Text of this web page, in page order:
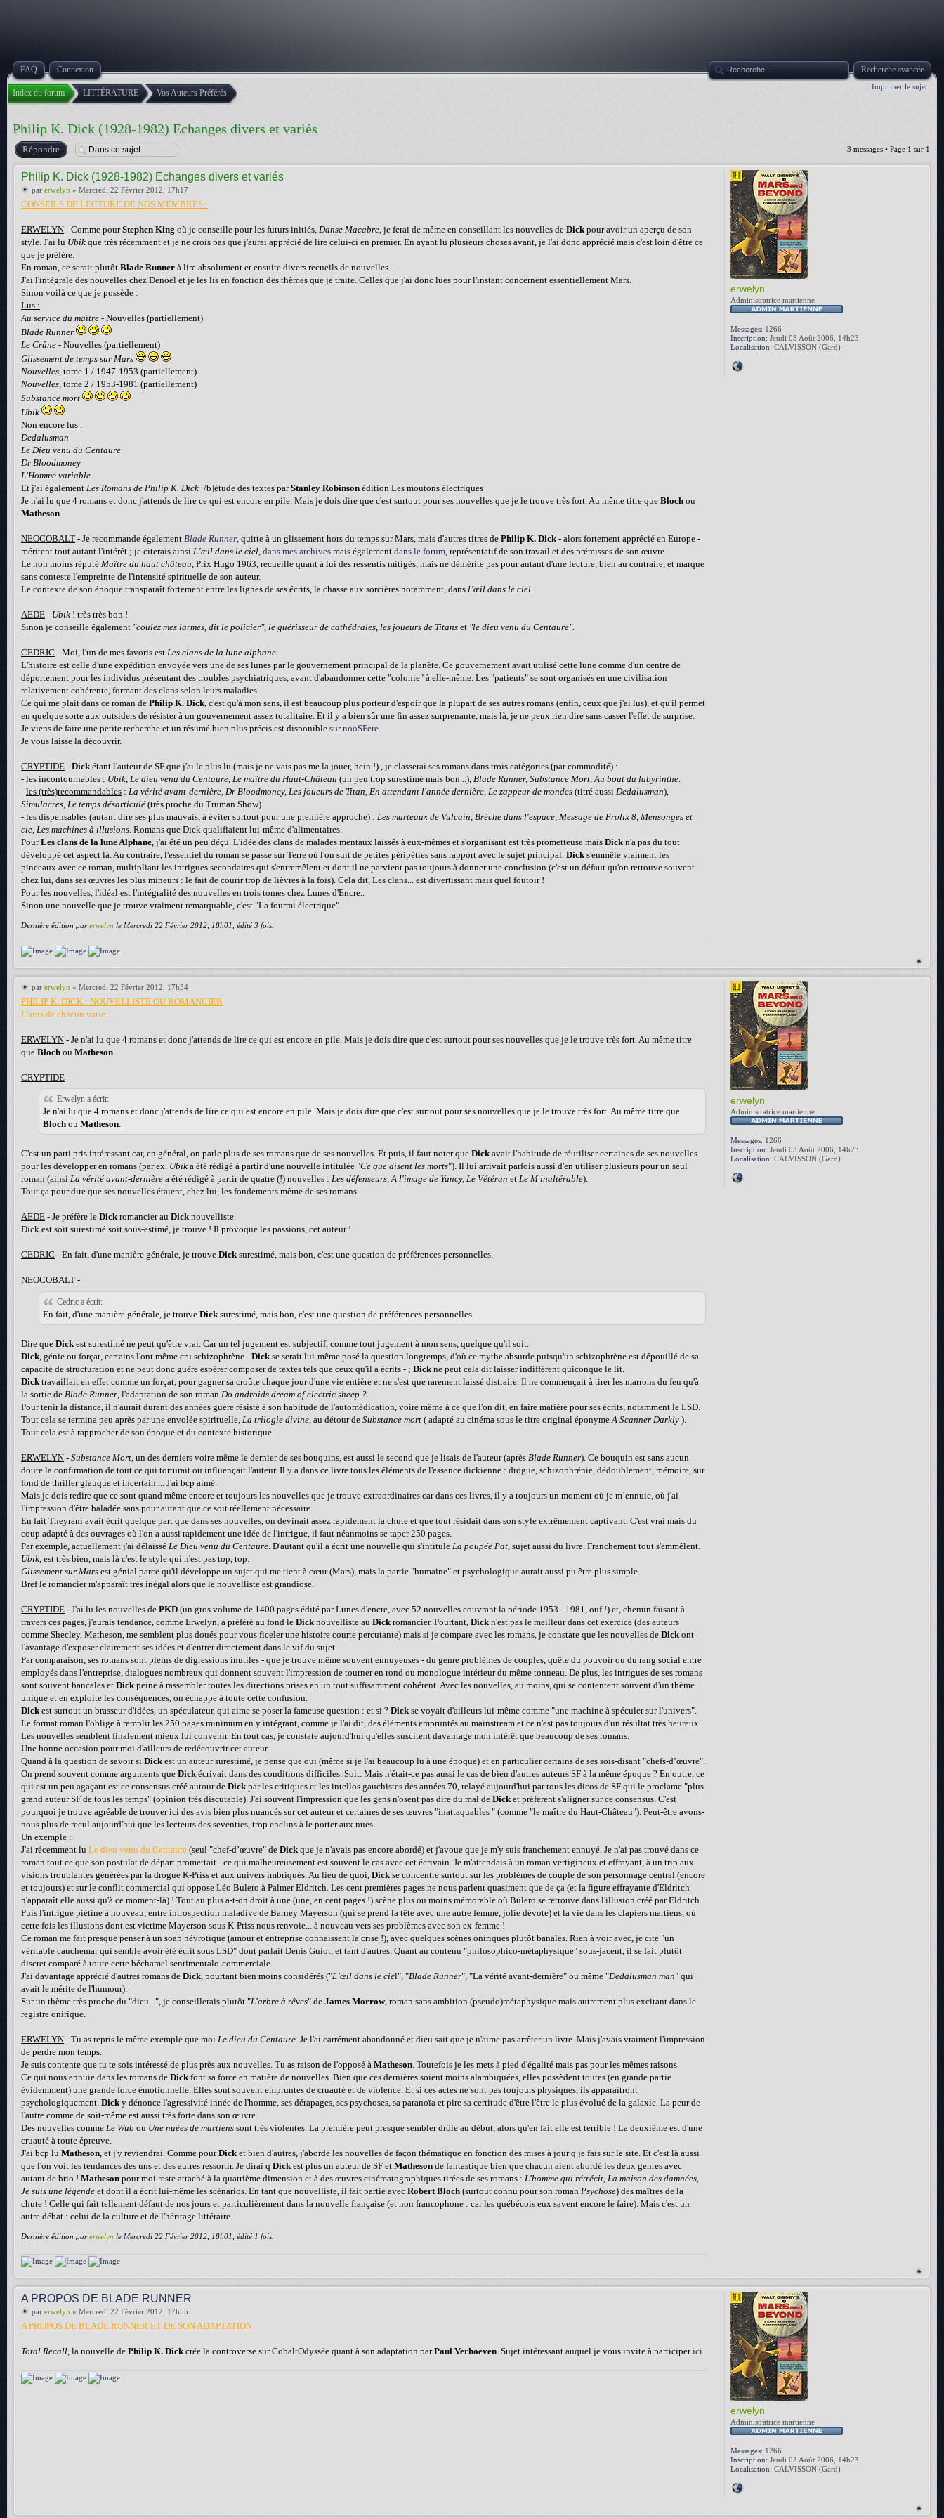
FAQ Connexion Recherche avancée
Imprimer le sujet
Index du forum LITTÉRATURE Vos Auteurs Préférés
Philip K. Dick (1928-1982) Echanges divers et variés
Répondre 3 messages • Page 1 sur 1
Philip K. Dick (1928-1982) Echanges divers et variés
par erwelyn » Mercredi 22 Février 2012, 17h17
CONSEILS DE LECTURE DE NOS MEMBRES :
ERWELYN - Comme pourStephen King où je conseille pour les futurs initiés, Danse Macabre, je ferai de même en conseillant les nouvelles de Dick pour avoir un aperçu de son
style. J'ai lu Ubik que très récemment et je ne crois pas que j'aurai apprécié de lire celui-ci en premier. En ayant lu plusieurs choses avant, je l'ai donc apprécié mais c'est loin d'être ce
que je préfère.
En roman, ce serait plutôt Blade Runner à lire absolument et ensuite divers recueils de nouvelles.
J'ai l'intégrale des nouvelles chez Denoël et je les lis en fonction des thèmes que je traite. Celles que j'ai donc lues pour l'instant concernent essentiellement Mars.
Sinon voilà ce que je possède :
Lus :
Au service du maître - Nouvelles (partiellement)
Blade Runner
Le Crâne - Nouvelles (partiellement)
Glissement de temps sur Mars
Nouvelles, tome 1 / 1947-1953 (partiellement)
Nouvelles, tome 2 / 1953-1981 (partiellement)
Substance mort
Ubik
Non encore lus :
Dedalusman
Le Dieu venu du Centaure
Dr Bloodmoney
L'Homme variable
Et j'ai également Les Romans de Philip K. Dick [/b]étude des textes parStanley Robinson édition Les moutons électriques
Je n'ai lu que 4 romans et donc j'attends de lire ce qui est encore en pile. Mais je dois dire que c'est surtout pour ses nouvelles que je le trouve très fort. Au même titre que Bloch ou
Matheson.
NEOCOBALT - Je recommande également Blade Runner, quitte à un glissement hors du temps sur Mars, mais d'autres titres de Philip K. Dick - alors fortement apprécié en Europe -
méritent tout autant l'intérêt ; je citerais ainsi L’œil dans le ciel, dans mes archives mais également dans le forum, représentatif de son travail et des prémisses de son œuvre.
Le non moins réputé Maître du haut château, Prix Hugo 1963, recueille quant à lui des ressentis mitigés, mais ne démérite pas pour autant d'une lecture, bien au contraire, et marque
sans conteste l'empreinte de l'intensité spirituelle de son auteur.
Le contexte de son époque transparaît fortement entre les lignes de ses écrits, la chasse aux sorcières notamment, dans l’œil dans le ciel.
AEDE - Ubik ! très très bon !
Sinon je conseille également "coulez mes larmes, dit le policier", le guérisseur de cathédrales, les joueurs de Titans et "le dieu venu du Centaure".
CEDRIC - Moi, l'un de mes favoris est Les clans de la lune alphane.
L'histoire est celle d'une expédition envoyée vers une de ses lunes par le gouvernement principal de la planète. Ce gouvernement avait utilisé cette lune comme d'un centre de
déportement pour les individus présentant des troubles psychiatriques, avant d'abandonner cette "colonie" à elle-même. Les "patients" se sont organisés en une civilisation
relativement cohérente, formant des clans selon leurs maladies.
Ce qui me plait dans ce roman de Philip K. Dick, c'est qu'à mon sens, il est beaucoup plus porteur d'espoir que la plupart de ses autres romans (enfin, ceux que j'ai lus), et qu'il permet
en quelque sorte aux outsiders de résister à un gouvernement assez totalitaire. Et il y a bien sûr une fin assez surprenante, mais là, je ne peux rien dire sans casser l'effet de surprise.
Je viens de faire une petite recherche et un résumé bien plus précis est disponible surnooSFere.
Je vous laisse la découvrir.
CRYPTIDE - Dick étant l'auteur de SF que j'ai le plus lu (mais je ne vais pas me la jouer, hein !) , je classerai ses romans dans trois catégories (par commodité) :
- les incontournables : Ubik, Le dieu venu du Centaure, Le maître du Haut-Château (un peu trop surestimé mais bon...), Blade Runner, Substance Mort, Au bout du labyrinthe.
- les (très)recommandables : La vérité avant-dernière, Dr Bloodmoney, Les joueurs de Titan, En attendant l'année dernière, Le zappeur de mondes (titré aussi Dedalusman),
Simulacres, Le temps désarticulé (très proche du Truman Show)
- les dispensables (autant dire ses plus mauvais, à éviter surtout pour une première approche) : Les marteaux de Vulcain, Brèche dans l'espace, Message de Frolix 8, Mensonges et
cie, Les machines à illusions. Romans que Dick qualifiaient lui-même d'alimentaires.
PourLes clans de la lune Alphane, j'ai été un peu déçu. L'idée des clans de malades mentaux laissés à eux-mêmes et s'organisant est très prometteuse mais Dick n'a pas du tout
développé cet aspect là. Au contraire, l'essentiel du roman se passe sur Terre où l'on suit de petites péripéties sans rapport avec le sujet principal. Dick s'emmêle vraiment les
pinceaux avec ce roman, multipliant les intrigues secondaires qui s'entremêlent et dont il ne parvient pas toujours à donner une conclusion (c'est un défaut qu'on retrouve souvent
chez lui, dans ses œuvres les plus mineurs : le fait de courir trop de lièvres à la fois). Cela dit, Les clans... est divertissant mais quel foutoir !
Pour les nouvelles, l'idéal est l'intégralité des nouvelles en trois tomes chez Lunes d'Encre..
Sinon une nouvelle que je trouve vraiment remarquable, c'est "La fourmi électrique".
Dernière édition parerwelyn le Mercredi 22 Février 2012, 18h01, édité 3 fois.
erwelyn
Administratrice martienne
Messages: 1266
Inscription: Jeudi 03 Août 2006, 14h23
Localisation: CALVISSON (Gard)
par erwelyn » Mercredi 22 Février 2012, 17h34
PHILIP K. DICK : NOUVELLISTE OU ROMANCIER
L'avis de chacun varie....
ERWELYN - Je n'ai lu que 4 romans et donc j'attends de lire ce qui est encore en pile. Mais je dois dire que c'est surtout pour ses nouvelles que je le trouve très fort. Au même titre
que Bloch ou Matheson
CRYPTIDE -
Erwelyn a écrit:
Je n'ai lu que 4 romans et donc j'attends de lire ce qui est encore en pile. Mais je dois dire que c'est surtout pour ses nouvelles que je le trouve très fort. Au même titre que
Bloch ou Matheson.
C'est un parti pris intéressant car, en général, on parle plus de ses romans que de ses nouvelles. Et puis, il faut noter que Dick avait l'habitude de réutiliser certaines de ses nouvelles
pour les développer en romans (par ex. Ubik a été rédigé à partir d'une nouvelle intitulée "Ce que disent les morts"). Il lui arrivait parfois aussi d'en utiliser plusieurs pour un seul
roman (ainsi La vérité avant-dernière a été rédigé à partir de quatre (!) nouvelles : Les défenseurs, A l'image de Yancy, Le Vétéran et Le M inaltérable).
Tout ça pour dire que ses nouvelles étaient, chez lui, les fondements même de ses romans.
AEDE - Je préfère le Dick romancier au Dick nouvelliste.
Dick est soit surestimé soit sous-estimé, je trouve ! Il provoque les passions, cet auteur !
CEDRIC - En fait, d'une manière générale, je trouve Dick surestimé, mais bon, c'est une question de préférences personnelles.
NEOCOBALT -
Cedric a écrit:
En fait, d'une manière générale, je trouve Dick surestimé, mais bon, c'est une question de préférences personnelles.
Dire que Dick est surestimé ne peut qu'être vrai. Car un tel jugement est subjectif, comme tout jugement à mon sens, quelque qu'il soit.
Dick , génie ou forçat, certains l'ont même cru schizophrène - Dick se serait lui-même posé la question longtemps, d'où ce mythe absurde puisqu'un schizophrène est dépouillé de sa
capacité de structuration et ne peut donc guère espérer composer de textes tels que ceux qu'il a écrits - ; Dick ne peut cela dit laisser indifférent quiconque le lit.
Dick travaillait en effet comme un forçat, pour gagner sa croûte chaque jour d'une vie entière et ne s'est que rarement laissé distraire. Il ne commençait à tirer les marrons du feu qu'à
la sortie de Blade Runner , l'adaptation de son roman Do androids dream of electric sheep ?
Pour tenir la distance, il n'aurait durant des années guère résisté à son habitude de l'automédication, voire même à ce que l'on dit, en faire matière pour ses écrits, notamment le LSD.
Tout cela se termina peu après par une envolée spirituelle, La trilogie divine , au détour de Substance mort ( adapté au cinéma sous le titre original éponyme A Scanner Darkly ).
Tout cela est à rapprocher de son époque et du contexte historique.
ERWELYN - Substance Mort , un des derniers voire même le dernier de ses bouquins, est aussi le second que je lisais de l'auteur (après Blade Runner). Ce bouquin est sans aucun
doute la confirmation de tout ce qui torturait ou influençait l'auteur. Il y a dans ce livre tous les éléments de l'essence dickienne : drogue, schizophrénie, dédoublement, mémoire, sur
fond de thriller glauque et incertain.... J'ai bcp aimé.
Mais je dois redire que ce sont quand même encore et toujours les nouvelles que je trouve extraordinaires car dans ces livres, il y a toujours un moment où je m’ennuie, où j'ai
l'impression d'être baladée sans pour autant que ce soit réellement nécessaire.
En fait Theyrani avait écrit quelque part que dans ses nouvelles, on devinait assez rapidement la chute et que tout résidait dans son style extrêmement captivant. C'est vrai mais du
coup adapté à des ouvrages où l'on a aussi rapidement une idée de l'intrigue, il faut néanmoins se taper 250 pages.
Par exemple, actuellement j'ai délaissé Le Dieu venu du Centaure . D'autant qu'il a écrit une nouvelle qui s'intitule La poupée Pat , sujet aussi du livre. Franchement tout s'emmêlent.
Ubik , est très bien, mais là c'est le style qui n'est pas top, top.
Glissement sur Mars est génial parce qu'il développe un sujet qui me tient à cœur (Mars), mais la partie "humaine" et psychologique aurait aussi pu être plus simple.
Bref le romancier m'apparaît très inégal alors que le nouvelliste est grandiose.
CRYPTIDE - J'ai lu les nouvelles de PKD (un gros volume de 1400 pages édité par Lunes d'encre, avec 52 nouvelles couvrant la période 1953 - 1981, ouf !) et, chemin faisant à
travers ces pages, j'aurais tendance, comme Erwelyn, a préféré au fond le Dick nouvelliste au Dick romancier. Pourtant, Dick n'est pas le meilleur dans cet exercice (des auteurs
comme Shecley, Matheson, me semblent plus doués pour vous ficeler une histoire courte percutante) mais si je compare avec les romans, je constate que les nouvelles de Dick ont
l'avantage d'exposer clairement ses idées et d'entrer directement dans le vif du sujet.
Par comparaison, ses romans sont pleins de digressions inutiles - que je trouve même souvent ennuyeuses - du genre problèmes de couples, quête du pouvoir ou du rang social entre
employés dans l'entreprise, dialogues nombreux qui donnent souvent l'impression de tourner en rond ou monologue intérieur du même tonneau. De plus, les intrigues de ses romans
sont souvent bancales et Dick peine à rassembler toutes les directions prises en un tout suffisamment cohérent. Avec les nouvelles, au moins, qui se contentent souvent d'un thème
unique et en exploite les conséquences, on échappe à toute cette confusion.
Dick est surtout un brasseur d'idées, un spéculateur, qui aime se poser la fameuse question : et si ? Dick se voyait d'ailleurs lui-même comme "une machine à spéculer sur l'univers".
Le format roman l'oblige à remplir les 250 pages minimum en y intégrant, comme je l'ai dit, des éléments empruntés au mainstream et ce n'est pas toujours d'un résultat très heureux.
Les nouvelles semblent finalement mieux lui convenir. En tout cas, je constate aujourd'hui qu'elles suscitent davantage mon intérêt que beaucoup de ses romans.
Une bonne occasion pour moi d'ailleurs de redécouvrir cet auteur.
Quand à la question de savoir si Dick est un auteur surestimé, je pense que oui (même si je l'ai beaucoup lu à une époque) et en particulier certains de ses sois-disant "chefs-d’œuvre".
On prend souvent comme arguments que Dick écrivait dans des conditions difficiles. Soit. Mais n'était-ce pas aussi le cas de bien d'autres auteurs SF à la même époque ? En outre, ce
qui est un peu agaçant est ce consensus créé autour de Dick par les critiques et les intellos gauchistes des années 70, relayé aujourd'hui par tous les dicos de SF qui le proclame "plus
grand auteur SF de tous les temps" (opinion très discutable). J'ai souvent l'impression que les gens n'osent pas dire du mal de Dick et préfèrent s'aligner sur ce consensus. C'est
pourquoi je trouve agréable de trouver ici des avis bien plus nuancés sur cet auteur et certaines de ses œuvres "inattaquables " (comme "le maître du Haut-Château"). Peut-être avons-
nous plus de recul aujourd'hui que les lecteurs des seventies, trop enclins à le porter aux nues.
Un exemple :
J'ai récemment lu Le dieu venu du Centaure (seul "chef-d’œuvre" de Dick que je n'avais pas encore abordé) et j'avoue que je m'y suis franchement ennuyé. Je n'ai pas trouvé dans ce
roman tout ce que son postulat de départ promettait - ce qui malheureusement est souvent le cas avec cet écrivain. Je m'attendais à un roman vertigineux et effrayant, à un trip aux
visions troublantes générées par la drogue K-Priss et aux univers imbriqués. Au lieu de quoi, Dick se concentre surtout sur les problèmes de couple de son personnage central (encore
et toujours) et sur le conflit commercial qui oppose Léo Bulero à Palmer Eldritch. Les cent premières pages ne nous parlent quasiment que de ça (et la figure effrayante d'Eldritch
n'apparaît elle aussi qu'à ce moment-là) ! Tout au plus a-t-on droit à une (une, en cent pages !) scène plus ou moins mémorable où Bulero se retrouve dans l'illusion créé par Eldritch.
Puis l'intrigue piétine à nouveau, entre introspection maladive de Barney Mayerson (qui se prend la tête avec une autre femme, jolie dévote) et la vie dans les clapiers martiens, où
cette fois les illusions dont est victime Mayerson sous K-Priss nous renvoie... à nouveau vers ses problèmes avec son ex-femme !
Ce roman me fait presque penser à un soap névrotique (amour et entreprise connaissent la crise !), avec quelques scènes oniriques plutôt banales. Rien à voir avec, je cite "un
véritable cauchemar qui semble avoir été écrit sous LSD" dont parlait Denis Guiot, et tant d'autres. Quant au contenu "philosophico-métaphysique" sous-jacent, il se fait plutôt
discret comparé à toute cette béchamel sentimentalo-commerciale.
J'ai davantage apprécié d'autres romans de Dick , pourtant bien moins considérés ("L’œil dans le ciel", "Blade Runner", "La vérité avant-dernière" ou même "Dedalusman man" qui
avait le mérite de l'humour).
Sur un thème très proche du "dieu...", je conseillerais plutôt "L'arbre à rêves" de James Morrow, roman sans ambition (pseudo)métaphysique mais autrement plus excitant dans le
registre onirique.
ERWELYN - Tu as repris le même exemple que moi Le dieu du Centaure . Je l'ai carrément abandonné et dieu sait que je n'aime pas arrêter un livre. Mais j'avais vraiment l'impression
de perdre mon temps.
Je suis contente que tu te sois intéressé de plus près aux nouvelles. Tu as raison de l'opposé à Matheson . Toutefois je les mets à pied d'égalité mais pas pour les mêmes raisons.
Ce qui nous ennuie dans les romans de Dick font sa force en matière de nouvelles. Bien que ces dernières soient moins alambiquées, elles possèdent toutes (en grande partie
évidemment) une grande force émotionnelle. Elles sont souvent empruntes de cruauté et de violence. Et si ces actes ne sont pas toujours physiques, ils apparaîtront
psychologiquement. Dick y dénonce l'agressivité innée de l'homme, ses dérapages, ses psychoses, sa paranoïa et pire sa certitude d'être l'être le plus évolué de la galaxie. La peur de
l'autre comme de soit-même est aussi très forte dans son œuvre.
Des nouvelles comme Le Wub ou Une nuées de martiens sont très violentes. La première peut presque sembler drôle au début, alors qu'en fait elle est terrible ! La deuxième est d'une
cruauté à toute épreuve.
J'ai bcp lu Matheson , et j'y reviendrai. Comme pourDick et bien d'autres, j'aborde les nouvelles de façon thématique en fonction des mises à jour q je fais sur le site. Et c'est là aussi
que l'on voit les tendances des uns et des autres ressortir. Je dirai q Dick est plus un auteur de SF et Matheson de fantastique bien que chacun aient abordé les deux genres avec
autant de brio ! Matheson pour moi reste attaché à la quatrième dimension et à des œuvres cinématographiques tirées de ses romans : L'homme qui rétrécit, La maison des damnées,
Je suis une légende et dont il a écrit lui-même les scénarios. En tant que nouvelliste, il fait partie avec Robert Bloch (surtout connu pour son roman Psychose) des maîtres de la
chute ! Celle qui fait tellement défaut de nos jours et particulièrement dans la nouvelle française (et non francophone : car les québécois eux savent encore le faire). Mais c'est un
autre débat : celui de la culture et de l'héritage littéraire.
Dernière édition parerwelyn le Mercredi 22 Février 2012, 18h01, édité 1 fois.
erwelyn
Administratrice martienne
Messages: 1266
Inscription: Jeudi 03 Août 2006, 14h23
Localisation: CALVISSON (Gard)
A PROPOS DE BLADE RUNNER
par erwelyn » Mercredi 22 Février 2012, 17h55
A PROPOS DE BLADE RUNNER ET DE SON ADAPTATION
Total Recall, la nouvelle de Philip K. Dick crée la controverse sur CobaltOdyssée quant à son adaptation parPaul Verhoeven. Sujet intéressant auquel je vous invite à participerici
erwelyn
Administratrice martienne
Messages: 1266
Inscription: Jeudi 03 Août 2006, 14h23
Localisation: CALVISSON (Gard)